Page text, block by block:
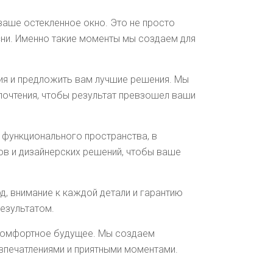
остекленное окно. Это не просто
Именно такие моменты мы создаем для
и предложить вам лучшие решения. Мы
чтобы результат превзошел ваши
пространства, в
и дизайнерских решений, чтобы ваше
внимание к каждой детали и гарантию
будущее. Мы создаем
и приятными моментами.